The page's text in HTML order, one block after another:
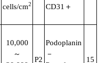
cells/cm2
CD31＋
10,000
～
P2
Podoplanin
－
15